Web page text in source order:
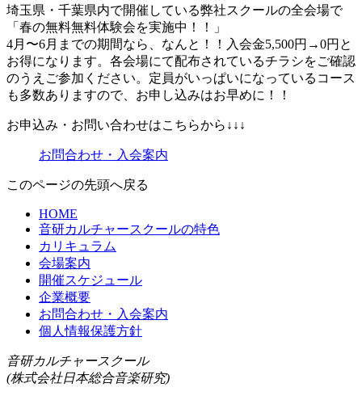
埼玉県・千葉県内で開催している弊社スクールの全会場で
「春の無料無料体験会を実施中！！」
4月〜6月までの期間なら、なんと！！入会金5,500円→0円と
お得になります。各会場にて配布されているチラシをご確認
のうえご参加ください。定員がいっぱいになっているコース
も多数ありますので、お申し込みはお早めに！！
お申込み・お問い合わせはこちらから↓↓↓
お問合わせ・入会案内
このページの先頭へ戻る
HOME
音研カルチャースクールの特色
カリキュラム
会場案内
開催スケジュール
企業概要
お問合わせ・入会案内
個人情報保護方針
音研カルチャースクール
(株式会社日本総合音楽研究)